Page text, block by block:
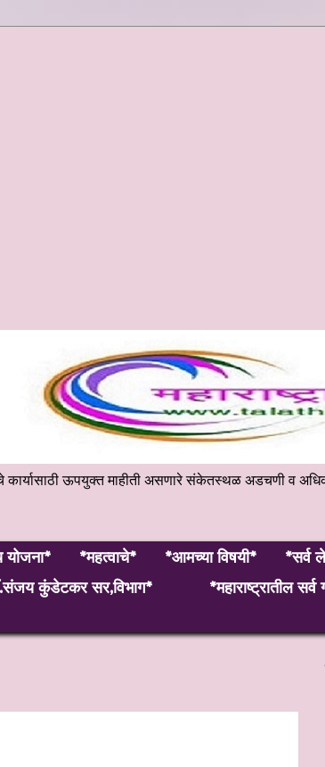
कार्यासाठी ऊपयुक्त माहीती असणारे संकेतस्थळ अडचणी व
योजना* *महत्वाचे* *आमच्या विषयी* *सर्व
कुंडेटकर सर,विभाग*
*महाराष्ट्रातील